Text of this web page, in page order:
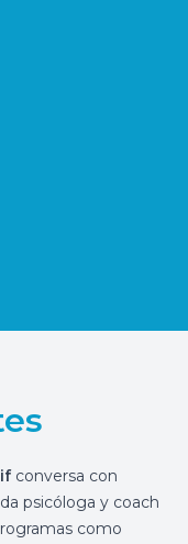
conversa con
psicóloga y coach
como